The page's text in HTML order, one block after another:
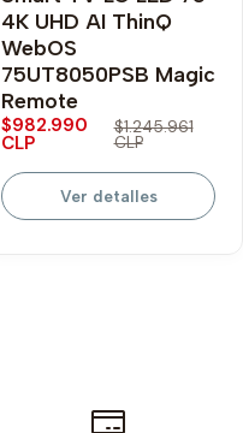
No disponible
4K UHD AI ThinQ
WebOS
75UT8050PSB Magic
Remote
$982.990
CLP
$1.245.961
CLP
Ver detalles